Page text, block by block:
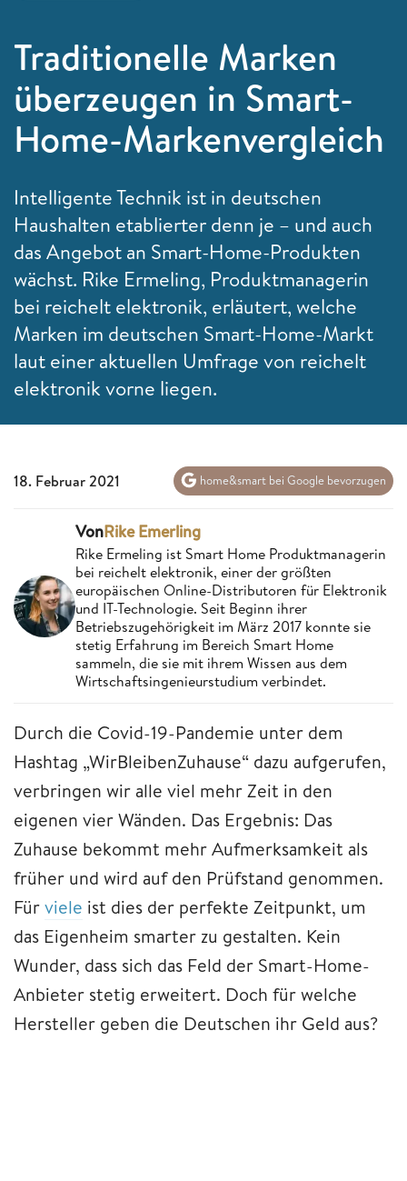
Traditionelle Marken
überzeugen in Smart-
Home-Markenvergleich
Intelligente Technik ist in deutschen
Haushalten etablierter denn je – und auch
das Angebot an Smart-Home-Produkten
wächst. Rike Ermeling, Produktmanagerin
bei reichelt elektronik, erläutert, welche
Marken im deutschen Smart-Home-Markt
laut einer aktuellen Umfrage von reichelt
elektronik vorne liegen.
18. Februar 2021 home&smart bei Google bevorzugen
VonRike Emerling
Rike Ermeling ist Smart Home Produktmanagerin
bei reichelt elektronik, einer der größten
europäischen Online-Distributoren für Elektronik
und IT-Technologie. Seit Beginn ihrer
Betriebszugehörigkeit im März 2017 konnte sie
stetig Erfahrung im Bereich Smart Home
sammeln, die sie mit ihrem Wissen aus dem
Wirtschaftsingenieurstudium verbindet.
Durch die Covid-19-Pandemie unter dem
Hashtag „WirBleibenZuhause“ dazu aufgerufen,
verbringen wir alle viel mehr Zeit in den
eigenen vier Wänden. Das Ergebnis: Das
Zuhause bekommt mehr Aufmerksamkeit als
früher und wird auf den Prüfstand genommen.
Fürviele ist dies der perfekte Zeitpunkt, um
das Eigenheim smarter zu gestalten. Kein
Wunder, dass sich das Feld der Smart-Home-
Anbieter stetig erweitert. Doch für welche
Hersteller geben die Deutschen ihr Geld aus?